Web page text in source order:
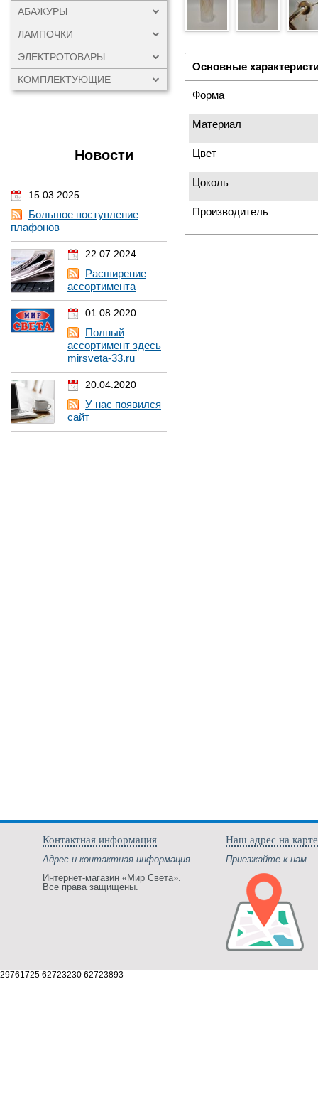
АБАЖУРЫ
ЛАМПОЧКИ
ЭЛЕКТРОТОВАРЫ
КОМПЛЕКТУЮЩИЕ
Новости
15.03.2025
Большое поступление
плафонов
22.07.2024
Расширение
ассортимента
01.08.2020
Полный
ассортимент здесь
mirsveta-33.ru
20.04.2020
У нас появился
сайт
Основные
Форма
Материал
Цвет
Цоколь
Производитель
Контактная информация
Адрес и контактная информация
Интернет-магазин «Мир Света».
Все права защищены.
Наш адрес на карте
Приезжайте к нам .
29761725 62723230 62723893